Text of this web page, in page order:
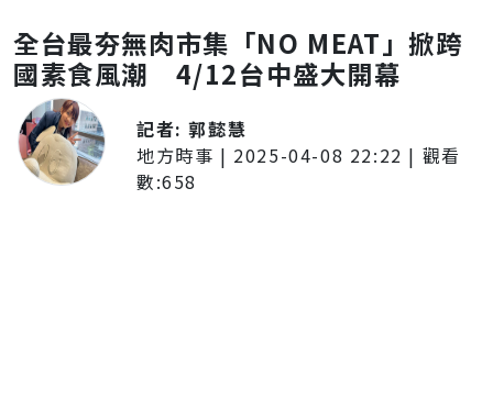
全台最夯無肉市集「NO MEAT」掀跨
國素食風潮 4/12台中盛大開幕
記者:郭懿慧
地方時事 | 2025-04-08 22:22 | 觀看
數:658